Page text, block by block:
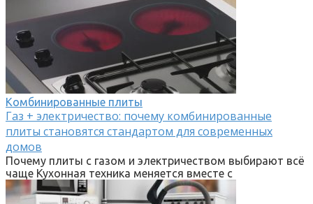
Комбинированные плиты
Газ + электричество: почему комбинированные
плиты становятся стандартом для современных
домов
Почему плиты с газом и электричеством выбирают всё
чаще Кухонная техника меняется вместе с